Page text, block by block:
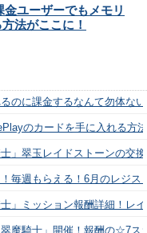
金ユーザーでもメモリ
法がここに！
のに課金するなんて勿体な
のカードを手に入れる方
」翠玉レイドストーンの交
毎週もらえる！6月のレジ
」ミッション報酬詳細！レ
魔騎士」開催！報酬の☆7